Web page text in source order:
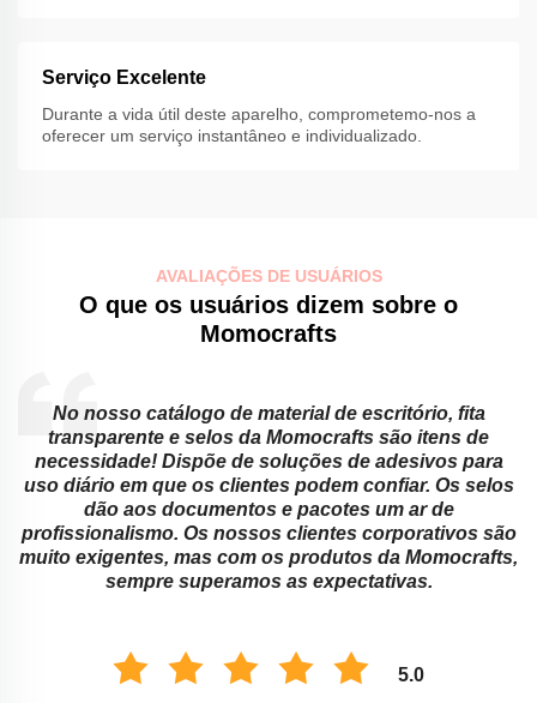
Serviço Excelente
Durante a vida útil deste aparelho, comprometemo-nos a
oferecer um serviço instantâneo e individualizado.
AVALIAÇÕES DE USUÁRIOS
O que os usuários dizem sobre o
Momocrafts
No nosso catálogo de material de escritório, fita
transparente e selos da Momocrafts são itens de
necessidade! Dispõe de soluções de adesivos para
uso diário em que os clientes podem confiar. Os selos
dão aos documentos e pacotes um ar de
profissionalismo. Os nossos clientes corporativos são
muito exigentes, mas com os produtos da Momocrafts,
sempre superamos as expectativas.
5.0